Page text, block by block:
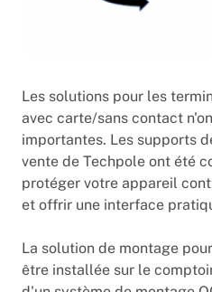
Les solutions pour les
avec carte/sans contact
importantes. Les supports
vente de Techpole ont été
protéger votre appareil
et offrir une interface
La solution de montage
être installée sur le